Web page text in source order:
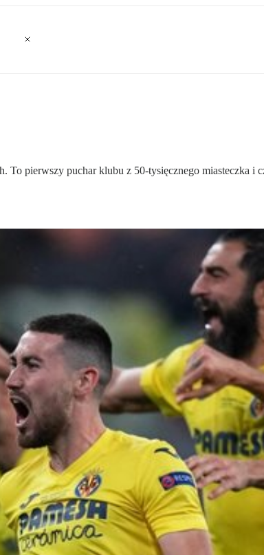
pierwszy puchar klubu z 50-tysięcznego miasteczka